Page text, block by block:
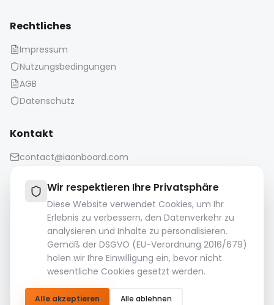
Wir respektieren Ihre Privatsphäre
Diese Website verwendet Cookies, um Ihr
Erlebnis zu verbessern, den Datenverkehr zu
analysieren und Inhalte zu personalisieren.
Gemäß der DSGVO (EU-Verordnung 2016/679)
holen wir Ihre Einwilligung ein, bevor nicht
wesentliche Cookies gesetzt werden.
Alle akzeptieren Alle ablehnen
Rechtliches
Impressum
Nutzungsbedingungen
AGB
Datenschutz
Kontakt
contact@iaonboard.com
Aufbewahrungsrichtlinie:
Mediendateien (Bilder, Videos, Audiodateien usw.) werden
14 Tage lang aufbewahrt.
speichern Sie sie.